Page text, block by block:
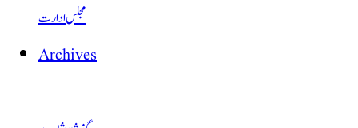
مجلس ادارت
Archives